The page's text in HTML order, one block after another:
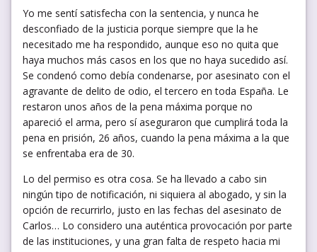
Yo me sentí satisfecha con la sentencia, y nunca he
desconfiado de la justicia porque siempre que la he
necesitado me ha respondido, aunque eso no quita que
haya muchos más casos en los que no haya sucedido así.
Se condenó como debía condenarse, por asesinato con el
agravante de delito de odio, el tercero en toda España. Le
restaron unos años de la pena máxima porque no
apareció el arma, pero sí aseguraron que cumplirá toda la
pena en prisión, 26 años, cuando la pena máxima a la que
se enfrentaba era de 30.
Lo del permiso es otra cosa. Se ha llevado a cabo sin
ningún tipo de notificación, ni siquiera al abogado, y sin la
opción de recurrirlo, justo en las fechas del asesinato de
Carlos… Lo considero una auténtica provocación por parte
de las instituciones, y una gran falta de respeto hacia mi